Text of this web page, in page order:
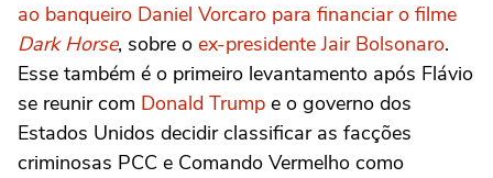
ao banqueiro Daniel Vorcaro para financiar o filme
Dark Horse, sobre o ex-presidente Jair Bolsonaro.
Esse também é o primeiro levantamento após Flávio
se reunir com Donald Trump e o governo dos
Estados Unidos decidir classificar as facções
criminosas PCC e Comando Vermelho como